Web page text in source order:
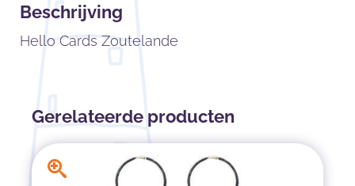
Beschrijving
Hello Cards Zoutelande
Gerelateerde producten